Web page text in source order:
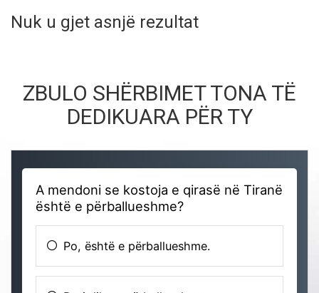
Nuk u gjet asnjë rezultat
ZBULO SHËRBIMET TONA TË
DEDIKUARA PËR TY